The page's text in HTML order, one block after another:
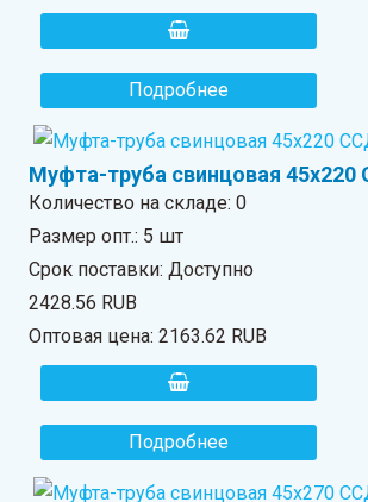
Подробнее
Муфта-труба свинцовая 45х220
Количество на складе:0
Размер опт.: 5 шт
Срок поставки: Доступно
2428.56 RUB
Оптовая цена:2163.62 RUB
Подробнее